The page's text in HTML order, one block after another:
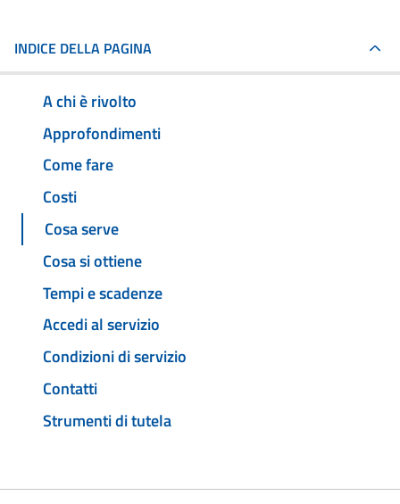
INDICE DELLA PAGINA
A chi è rivolto
Approfondimenti
Come fare
Costi
Cosa serve
Cosa si ottiene
Tempi e scadenze
Accedi al servizio
Condizioni di servizio
Contatti
Strumenti di tutela